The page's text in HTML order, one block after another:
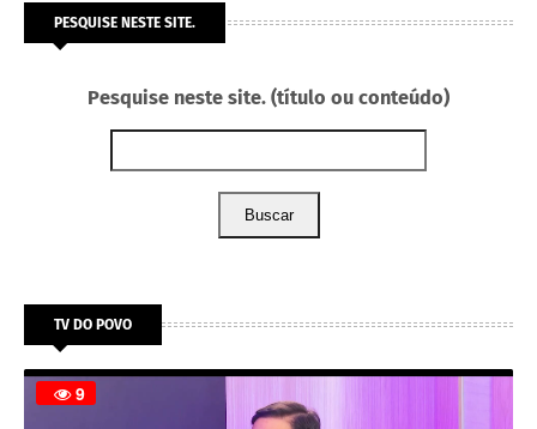
PESQUISE NESTE SITE.
Pesquise neste site. (título ou conteúdo)
Buscar
TV DO POVO